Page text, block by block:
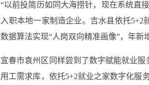
“以前投简历如同大海捞针，现在系统直
职本地一家制造企业。吉水县依托
据算法实现“人岗双向精准画像”，年新
宜春市袁州区同样尝到了数字赋能就业
工需求库，依托5+2就业之家数字化服